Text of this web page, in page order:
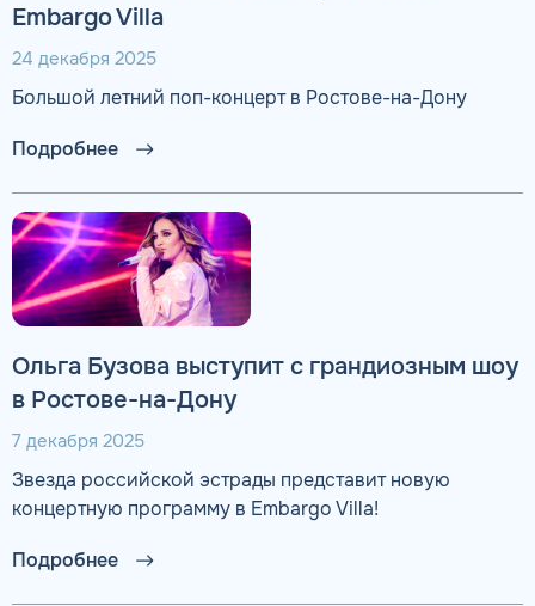
Embargo Villa
24 декабря 2025
Большой летний поп-концерт в Ростове-на-Дону
Подробнее
Ольга Бузова выступит с грандиозным шоу
в Ростове-на-Дону
7 декабря 2025
Звезда российской эстрады представит новую
концертную программу в Embargo Villa!
Подробнее